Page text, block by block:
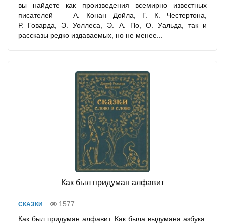
вы найдете как произведения всемирно известных
писателей — А. Конан Дойла, Г. К. Честертона,
Р. Говарда, Э. Уоллеса, Э. А. По, О. Уальда, так и
рассказы редко издаваемых, но не менее...
Как был придуман алфавит
СКАЗКИ
1577
Как был придуман алфавит. Как была выдумана азбука.